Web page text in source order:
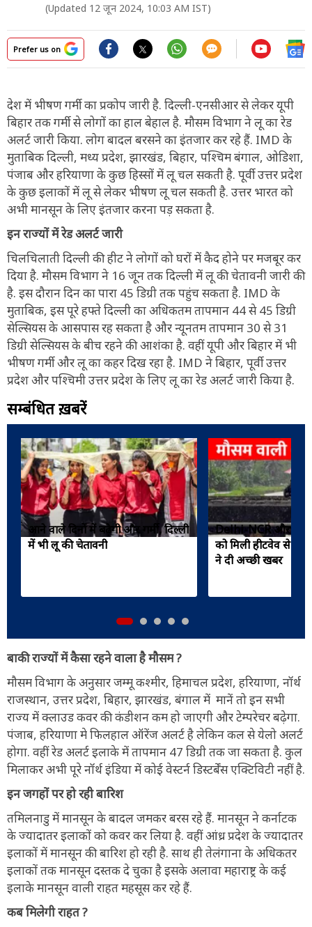
(Updated 12 जून 2024, 10:03 AM IST)
Prefer us on
देश में भीषण गर्मी का प्रकोप जारी है. दिल्ली-एनसीआर से लेकर यूपी
बिहार तक गर्मी से लोगों का हाल बेहाल है. मौसम विभाग ने लू का रेड
अलर्ट जारी किया. लोग बादल बरसने का इंतजार कर रहे हैं. IMD के
मुताबिक दिल्ली, मध्य प्रदेश, झारखंड, बिहार, पश्चिम बंगाल, ओडिशा,
पंजाब और हरियाणा के कुछ हिस्सों में लू चल सकती है. पूर्वी उत्तर प्रदेश
के कुछ इलाकों में लू से लेकर भीषण लू चल सकती है. उत्तर भारत को
अभी मानसून के लिए इंतजार करना पड़ सकता है.
इन राज्यों में रेड अलर्ट जारी
चिलचिलाती दिल्ली की हीट ने लोगों को घरों में कैद होने पर मजबूर कर
दिया है. मौसम विभाग ने 16 जून तक दिल्ली में लू की चेतावनी जारी की
है. इस दौरान दिन का पारा 45 डिग्री तक पहुंच सकता है. IMD के
मुताबिक, इस पूरे हफ्ते दिल्ली का अधिकतम तापमान 44 से 45 डिग्री
सेल्सियस के आसपास रह सकता है और न्यूनतम तापमान 30 से 31
डिग्री सेल्सियस के बीच रहने की आशंका है. वहीं यूपी और बिहार में भी
भीषण गर्मी और लू का कहर दिख रहा है. IMD ने बिहार, पूर्वी उत्तर
प्रदेश और पश्चिमी उत्तर प्रदेश के लिए लू का रेड अलर्ट जारी किया है.
सम्बंधित ख़बरें
आने वाले दिनों में बढ़ेगी और गर्मी, दिल्ली
में भी लू की चेतावनी
Delhi-NCR और
को मिली हीटवेव से
ने दी अच्छी खबर
बाकी राज्यों में कैसा रहने वाला है मौसम ?
मौसम विभाग के अनुसार जम्मू कश्मीर, हिमाचल प्रदेश, हरियाणा, नॉर्थ
राजस्थान, उत्तर प्रदेश, बिहार, झारखंड, बंगाल में मानें तो इन सभी
राज्य में क्लाउड कवर की कंडीशन कम हो जाएगी और टेम्परेचर बढ़ेगा.
⁠पंजाब, हरियाणा मे फिलहाल ऑरेंज अलर्ट है लेकिन कल से येलो अलर्ट
होगा. वहीं ⁠रेड अलर्ट इलाके में तापमान 47 डिग्री तक जा सकता है. कुल
मिलाकर अभी पूरे नॉर्थ इंडिया में कोई वेस्टर्न डिस्टर्बेंस एक्टिविटी नहीं है.
इन जगहों पर हो रही बारिश
तमिलनाडु में मानसून के बादल जमकर बरस रहे हैं. मानसून ने कर्नाटक
के ज्यादातर इलाकों को कवर कर लिया है. वहीं आंध्र प्रदेश के ज्यादातर
इलाकों में मानसून की बारिश हो रही है. साथ ही तेलंगाना के अधिकतर
इलाकों तक मानसून दस्तक दे चुका है इसके अलावा महाराष्ट्र के कई
इलाके मानसून वाली राहत महसूस कर रहे हैं.
कब मिलेगी राहत ?